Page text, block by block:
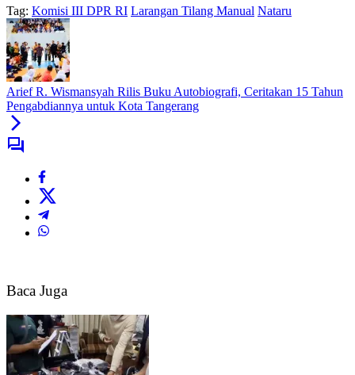
Tag: Komisi III DPR RI Larangan Tilang Manual Nataru
Arief R. Wismansyah Rilis Buku Autobiografi, Ceritakan 15 Tahun
Pengabdiannya untuk Kota Tangerang
Baca Juga